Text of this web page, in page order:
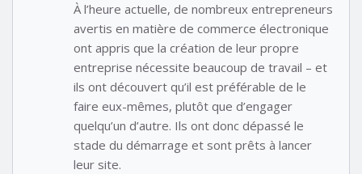
À l’heure actuelle, de nombreux entrepreneurs
avertis en matière de commerce électronique
ont appris que la création de leur propre
entreprise nécessite beaucoup de travail – et
ils ont découvert qu’il est préférable de le
faire eux-mêmes, plutôt que d’engager
quelqu’un d’autre. Ils ont donc dépassé le
stade du démarrage et sont prêts à lancer
leur site.